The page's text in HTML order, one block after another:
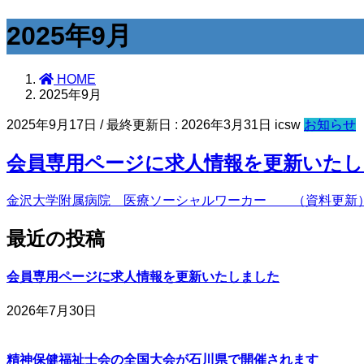
2025年9月
HOME
2025年9月
2025年9月17日 / 最終更新日 : 2026年3月31日 icsw お知らせ
会員専用ページに求人情報を更新いた
金沢大学附属病院 医療ソーシャルワーカー （資料更新）
最近の投稿
会員専用ページに求人情報を更新いたしました
2026年7月30日
精神保健福祉士会の全国大会が石川県で開催されます